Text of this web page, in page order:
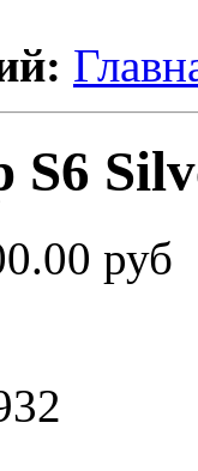
S6
руб